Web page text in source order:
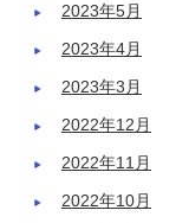
2023年5月
2023年4月
2023年3月
2022年12月
2022年11月
2022年10月